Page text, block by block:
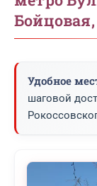
Бойцовая,
Удобное
шаговой